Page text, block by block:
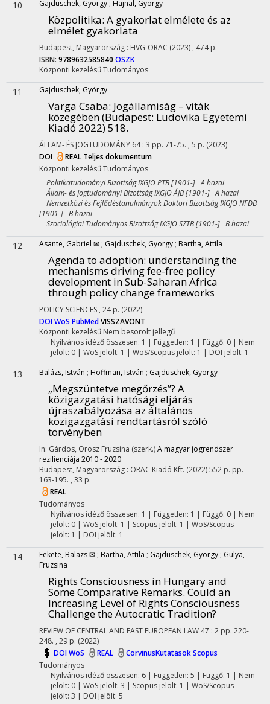
10 Gajduschek, György ; Hajnal, György
Közpolitika: A gyakorlat elmélete és az
elmélet gyakorlata
Budapest, Magyarország : HVG-ORAC (2023) , 474 p.
ISBN: 9789632585840 OSZK
Központi kezelésűTudományos
11 Gajduschek, György
Varga Csaba: Jogállamiság – viták
közegében (Budapest: Ludovika Egyetemi
Kiadó 2022) 518.
ÁLLAM- ÉS JOGTUDOMÁNY 64: 3 pp. 71-75. , 5 p. (2023)
DOI
REAL Teljes dokumentum
Központi kezelésűTudományos
Politikatudományi Bizottság IXGJO PTB [1901-] A hazai
Állam- és Jogtudományi Bizottság IXGJO ÁJB [1901-] A hazai
Nemzetközi és Fejlődéstanulmányok Doktori Bizottság IXGJO NFDB
[1901-] B hazai
Szociológiai Tudományos Bizottság IXGJO SZTB [1901-] B hazai
12 Asante, Gabriel ✉ ; Gajduschek, Gyorgy ; Bartha, Attila
Agenda to adoption: understanding the
mechanisms driving fee-free policy
development in Sub-Saharan Africa
through policy change frameworks
POLICY SCIENCES , 24 p. (2022)
DOIWoS PubMedVISSZAVONT
Központi kezelésű Nem besorolt jellegű
Nyilvános idéző összesen: 1 | Független: 1 | Függő: 0 | Nem
jelölt: 0 | WoS jelölt: 1 | WoS/Scopus jelölt: 1 | DOI jelölt: 1
13 Balázs, István ; Hoffman, István ; Gajduschek, György
„Megszüntetve megőrzés”? A
közigazgatási hatósági eljárás
újraszabályozása az általános
közigazgatási rendtartásról szóló
törvényben
In: Gárdos, Orosz Fruzsina (szerk.)A magyar jogrendszer
rezilienciája 2010 - 2020
Budapest, Magyarország : ORAC Kiadó Kft. (2022)552 p. pp.
163-195. , 33 p.
REAL
Tudományos
Nyilvános idéző összesen: 1 | Független: 1 | Függő: 0 | Nem
jelölt: 0 | WoS jelölt: 1 | Scopus jelölt: 1 | WoS/Scopus
jelölt: 1 | DOI jelölt: 1
14 Fekete, Balazs ✉ ; Bartha, Attila ; Gajduschek, Gyorgy ; Gulya,
Fruzsina
Rights Consciousness in Hungary and
Some Comparative Remarks. Could an
Increasing Level of Rights Consciousness
Challenge the Autocratic Tradition?
REVIEW OF CENTRAL AND EAST EUROPEAN LAW 47 : 2 pp. 220-
248. , 29 p. (2022)
DOIWoS REAL CorvinusKutatasokScopus
Tudományos
Nyilvános idéző összesen: 6| Független: 5 | Függő: 1 | Nem
jelölt: 0 | WoS jelölt: 3 | Scopus jelölt: 1 | WoS/Scopus
jelölt: 3 | DOI jelölt: 5